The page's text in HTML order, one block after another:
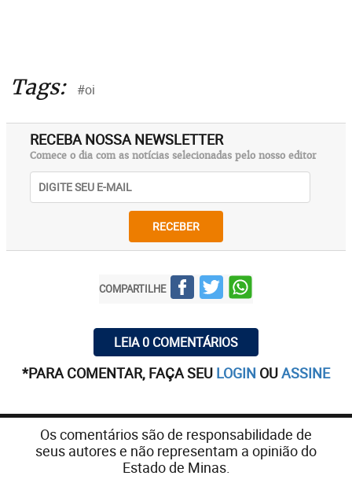
Tags: #oi
RECEBA NOSSA NEWSLETTER
Comece o dia com as notícias selecionadas pelo nosso editor
RECEBER
COMPARTILHE
LEIA 0 COMENTÁRIOS
*PARA COMENTAR, FAÇA SEU LOGIN OUASSINE
Os comentários são de responsabilidade de
seus autores e não representam a opinião do
Estado de Minas.